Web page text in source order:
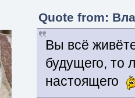
Quote from:
Вы всё
будущего, то
настоящего